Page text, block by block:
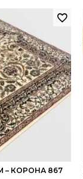
– КОРОНА 867